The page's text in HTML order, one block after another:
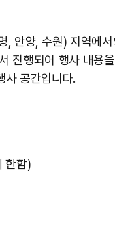
, 안양, 수원) 지역에서
진행되어 행사 내용을
사 공간입니다.
한함)